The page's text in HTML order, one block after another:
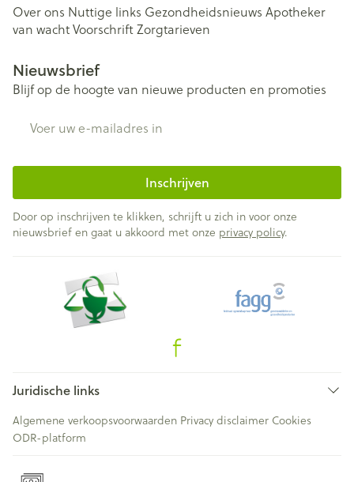
Over ons Nuttige links Gezondheidsnieuws Apotheker
van wachtVoorschriftZorgtarieven
Nieuwsbrief
Blijf op de hoogte van nieuwe producten en promoties
Inschrijven
Door op inschrijven te klikken, schrijft u zich in voor onze
nieuwsbrief en gaat u akkoord met onze privacy policy.
Juridische links
Algemene verkoopsvoorwaarden Privacy disclaimer Cookies
ODR-platform